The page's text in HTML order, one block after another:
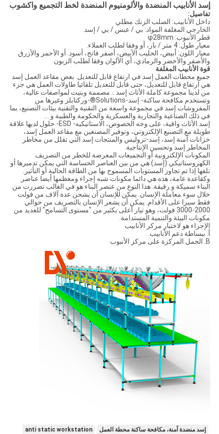
إسد الأنابيب المنضدة والألومنيوم المنضدة لخط التجميع واكشوب
تفاصيل:
داخل الأنابيب: الصلب الزنك مطلي
الخارجي المغلفة المواد: بي / عبس / بي / إسد
قطر الأنبوب: φ28mm
معيار طول: 4 متر / بار، أو وفقا لطلب العملاء.
معيار اللون: أبيض، الحليب الأبيض، أصفر فاتح، أسود. أو الأحمر والأزرق
والأصفر والأخضر والرمادي، أي الألوان وفقا لطلب الزبون
قوة الأنابيب المغلفة
جميع محطات العمل إسد في ارتفاع قابل للتعديل. بعض مقاعد العمل إسد
هي ارتفاع قابل للتعديل، حتى قابل للتعديل تلقائيا طاولات العمل هي جزء
من لدينا مجموعة كاملة الأثاث إسد .. مصممة وبنيت لمواصفات عالية،
وتستخدم مكافحة ساكنة- إسد-Solutions®-وركتابلز وغيرها من
المفروشات إسد في مجموعة واسعة من التقنية والتقنية بيئات التصنيع، بما
في ذلك الصناعية والتجارية والعسكرية والحكومة والطبية و ...
إسد الأثاث واقية، على وجه الخصوص، الاستاتيكيه- ESD- حلول لديها علاقة
طويلة مع التصنيع الإلكتروني، وتوفير المصنعين مع مقاعد العمل إسد،
خزانات آمنة إسد، إسد-تروليس والمنتجات إسد التي تقلل من مخاطر
المخاطر إسد وتحسين الإنتاجية.
المكونات الإلكترونية أو التجميعات المعرضة للخطر من التصريف
الكهروستاتيكي (إسد) هي من بين العناصر الحساسة التي يمكن تدميرها أو
تلفها إذا تم تجاوز المستويات المسموح بها من الطاقة الحالية أو التأثير.
وكقاعدة عامة، هذه هي دائما مكونات شبه إجراء ومعظمها أيضا عناصر
البناء سميكة و رقيقة. هذا النوع من عنصر البناء هو في الغالب تضررت من
خلال سوء معاملة الإنسان. يمكن للإنسان أن يشحن عدة آلاف من فولت
فقط سيرا على الأقدام. يمكن أن يشعر الإنسان بالتصريف من حوالي
2000-3000 فولت، وهو تيار أعلى بكثير من "مستوى التسامح" للعديد من
مكونات البيئة والتنمية المستدامة.
الإجراء هو لاختبار مركز الأنابيب
أ. ببساطة دعم الأنابيب.
B. الحمل المركزة على مركز الأنبوب
إسد منضدة آمنة، مكافحة ساكنة محطة العمل anti static workstation